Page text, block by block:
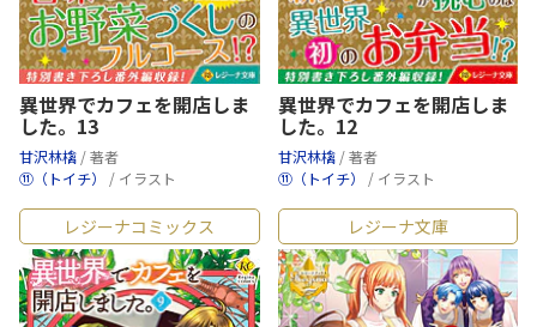
異世界でカフェを開店しま
した。13
甘沢林檎 / 著者
⑪（トイチ） / イラスト
異世界でカフェを開店しま
した。12
甘沢林檎 / 著者
⑪（トイチ） / イラスト
レジーナコミックス レジーナ文庫